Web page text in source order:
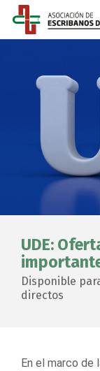
UDE:
Disponible
directos
En el marco de